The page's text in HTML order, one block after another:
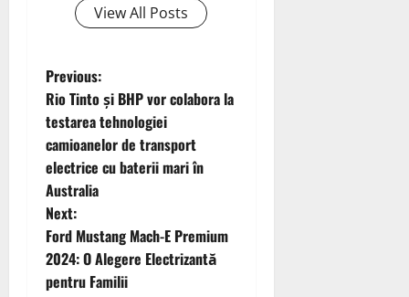
View All Posts
P
o
s
t
n
a
Previous:
Rio Tinto și BHP vor colabora la
testarea tehnologiei
camioanelor de transport
electrice cu baterii mari în
Australia
Next:
Ford Mustang Mach-E Premium
2024: O Alegere Electrizantă
pentru Familii